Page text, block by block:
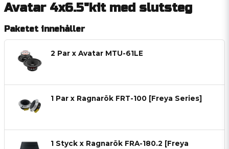
Avatar 4x6.5"kit med slutsteg
Paketet innehåller
2 Par x Avatar MTU-61LE
1 Par x Ragnarök FRT-100 [Freya Series]
1 Styck x Ragnarök FRA-180.2 [Freya